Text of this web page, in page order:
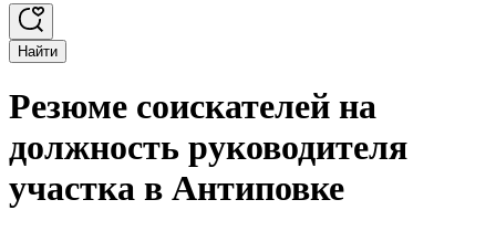
Найти
Резюме соискателей на
должность руководителя
участка в Антиповке